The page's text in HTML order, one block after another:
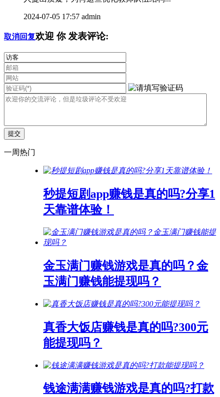
2024-07-05 17:57 admin
取消回复欢迎 你发表评论:
一周热门
秒提短剧app赚钱是真的吗?分享1
天靠谱体验！
金玉满门赚钱游戏是真的吗？金
玉满门赚钱能提现吗？
真香大饭店赚钱是真的吗?300元
能提现吗？
钱途满满赚钱游戏是真的吗?打款